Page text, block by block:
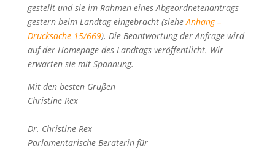
gestellt und sie im Rahmen eines Abgeordnetenantrags
gestern beim Landtag eingebracht (sieheAnhang –
Drucksache 15/669). Die Beantwortung der Anfrage wird
auf der Homepage des Landtags veröffentlicht. Wir
erwarten sie mit Spannung.
Mit den besten Grüßen
Christine Rex
Dr. Christine Rex
Parlamentarische Beraterin für